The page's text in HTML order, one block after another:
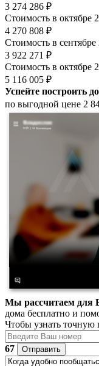
3 274 286 ₽
Стоимость в октябре
4 270 808 ₽
Стоимость в сентябре
3 922 271 ₽
Стоимость в октябре
5 116 005 ₽
Успейте построить
по выгодной цене 2
Мы рассчитаем для
дома бесплатно и
Чтобы узнать точную
67
Отправить